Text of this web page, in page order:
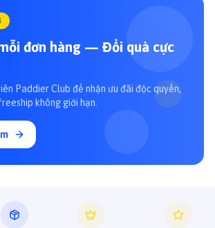
đơn hàng — Đổi quà cực
Paddier Club để nhận ưu đãi độc quyền,
không giới hạn.